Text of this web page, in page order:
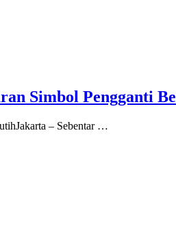
Simbol Pengganti
– Sebentar …